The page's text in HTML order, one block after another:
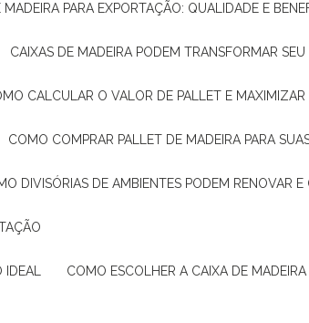
MADEIRA PARA EXPORTAÇÃO: QUALIDADE E
CAIXAS DE MADEIRA PODEM TRANSFORMAR SEU
CALCULAR O VALOR DE PALLET E MAXIMIZAR
COMO COMPRAR PALLET DE MADEIRA PARA
DIVISÓRIAS DE AMBIENTES PODEM RENOVAR
COMO ESCOLHER A CAIXA DE